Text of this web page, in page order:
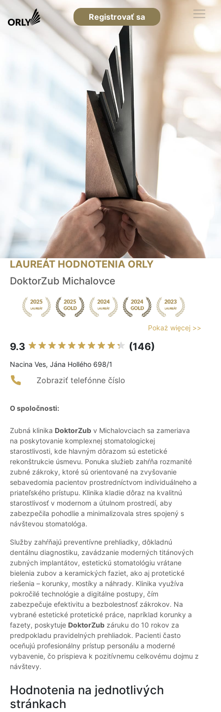
Registrovať sa
LAUREÁT HODNOTENIA ORLY
DoktorZub Michalovce
Pokaż więcej >>
9.3 (146)
Nacina Ves, Jána Hollého 698/1
Zobraziť telefónne číslo
O spoločnosti:
Zubná klinika DoktorZub v Michalovciach sa zameriava
na poskytovanie komplexnej stomatologickej
starostlivosti, kde hlavným dôrazom sú estetické
rekonštrukcie úsmevu. Ponuka služieb zahŕňa rozmanité
zubné zákroky, ktoré sú orientované na zvyšovanie
sebavedomia pacientov prostredníctvom individuálneho a
priateľského prístupu. Klinika kladie dôraz na kvalitnú
starostlivosť v modernom a útulnom prostredí, aby
zabezpečila pohodlie a minimalizovala stres spojený s
návštevou stomatológa.
Služby zahŕňajú preventívne prehliadky, dôkladnú
dentálnu diagnostiku, zavádzanie moderných titánových
zubných implantátov, estetickú stomatológiu vrátane
bielenia zubov a keramických faziet, ako aj protetické
riešenia – korunky, mostíky a náhrady. Klinika využíva
pokročilé technológie a digitálne postupy, čím
zabezpečuje efektivitu a bezbolestnosť zákrokov. Na
vybrané estetické protetické práce, napríklad korunky a
fazety, poskytuje DoktorZub záruku do 10 rokov za
predpokladu pravidelných prehliadok. Pacienti často
oceňujú profesionálny prístup personálu a moderné
vybavenie, čo prispieva k pozitívnemu celkovému dojmu z
návštevy.
Hodnotenia na jednotlivých
stránkach